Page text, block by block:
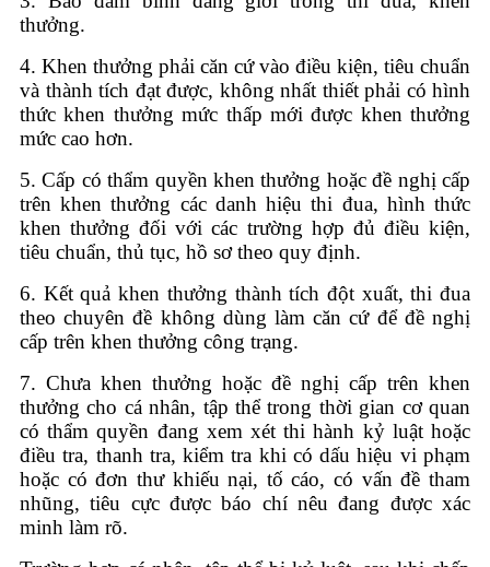
thưởng.
4. Khen thưởng phải căn cứ vào điều kiện, tiêu chuẩn
và thành tích đạt được, không nhất thiết phải có hình
thức khen thưởng mức thấp mới được khen thưởng
mức cao hơn.
5. Cấp có thẩm quyền khen thưởng hoặc đề nghị cấp
trên khen thưởng các danh hiệu thi đua, hình thức
khen thưởng đối với các trường hợp đủ điều kiện,
tiêu chuẩn, thủ tục, hồ sơ theo quy định.
6. Kết quả khen thưởng thành tích đột xuất, thi đua
theo chuyên đề không dùng làm căn cứ để đề nghị
cấp trên khen thưởng công trạng.
7. Chưa khen thưởng hoặc đề nghị cấp trên khen
thưởng cho cá nhân, tập thể trong thời gian cơ quan
có thẩm quyền đang xem xét thi hành kỷ luật hoặc
điều tra, thanh tra, kiểm tra khi có dấu hiệu vi phạm
hoặc có đơn thư khiếu nại, tố cáo, có vấn đề tham
nhũng, tiêu cực được báo chí nêu đang được xác
minh làm rõ.